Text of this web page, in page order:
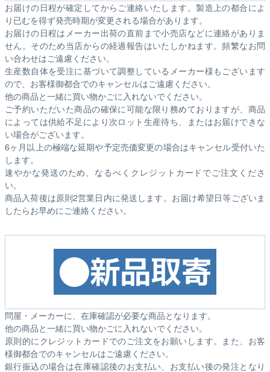
お届けの日程が確定してからご連絡いたします。製造上の都合によ
り已むを得ず発売時期が変更される場合があります。
お届けの日程はメーカー出荷の直前まで小売店などに連絡がありま
せん。そのため当店からの経過報告はいたしかねます。頻繁なお問
い合わせはご遠慮ください。
生産数自体を受注に基づいて調整しているメーカー様もございます
ので、お客様御都合でのキャンセルはご遠慮ください。
他の商品と一緒に買い物かごに入れないでください。
ご予約いただいた商品の確保に可能な限り務めておりますが、商品
によっては供給不足により次ロット生産待ち、またはお届けできな
い場合がございます。
6ヶ月以上の極端な延期や予定売価変更の場合はキャンセル受付いた
します。
速やかな発送のため、なるべくクレジットカードでご注文くださ
い。
商品入荷後は原則2営業日内に発送します。お届け希望日等ございま
したらお早めにご連絡ください。
問屋・メーカーに、在庫確認が必要な商品となります。
他の商品と一緒に買い物かごに入れないでください。
原則的にクレジットカードでのご注文をお願いします。また、お客
様御都合でのキャンセルはご遠慮ください。
銀行振込の場合は在庫確認後のお支払い、お支払い後の発注となり